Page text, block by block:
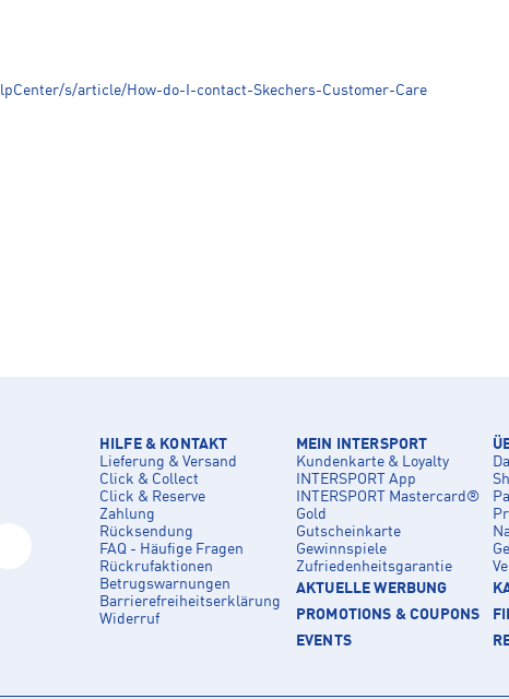
s/article/How-do-I-contact-Skechers-Customer-Care
HILFE & KONTAKT
Lieferung & Versand
Click & Collect
Click & Reserve
Zahlung
Rücksendung
FAQ - Häufige Fragen
Rückrufaktionen
Betrugswarnungen
Barrierefreiheitserklärung
Widerruf
MEIN INTERSPORT
Kundenkarte & Loyalty
INTERSPORT App
INTERSPORT Mastercard®
Gold
Gutscheinkarte
Gewinnspiele
Zufriedenheitsgarantie
AKTUELLE WERBUNG
PROMOTIONS & COUPONS
EVENTS